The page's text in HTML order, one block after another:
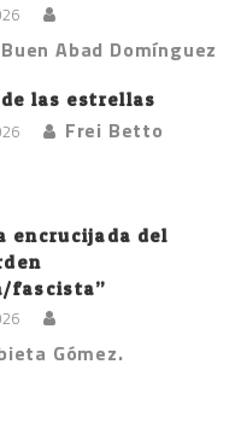
Abad Domínguez
las estrellas
Frei Betto
encrucijada del
fascista”
Gómez.